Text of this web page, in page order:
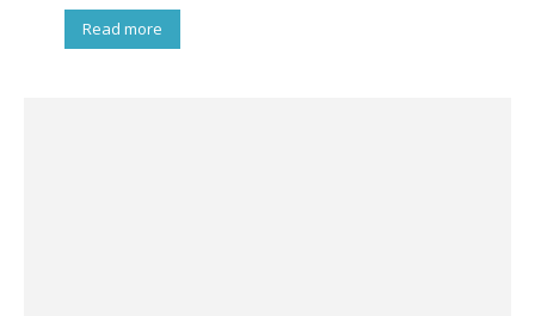
Read more